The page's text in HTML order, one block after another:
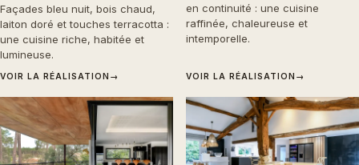
Façades bleu nuit, bois chaud,
laiton doré et touches terracotta :
une cuisine riche, habitée et
lumineuse.
VOIR LA RÉALISATION →
en continuité : une cuisine
raffinée, chaleureuse et
intemporelle.
VOIR LA RÉALISATION →